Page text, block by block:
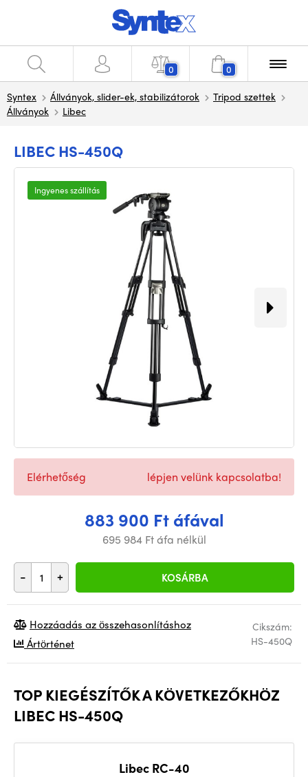
0 0
Syntex Állványok, slider-ek, stabilizátorok
Tripod szettek
Állványok
Libec
LIBEC HS-450Q
Ingyenes szállítás
883 900 Ft áfával
695 984 Ft áfa nélkül
- + KOSÁRBA
Elérhetőség lépjen velünk kapcsolatba!
Cikszám:
HS-450Q
Hozzáadás az összehasonlításhoz
Ártörténet
TOP KIEGÉSZÍTŐK A KÖVETKEZŐKHÖZ
LIBEC HS-450Q
Libec RC-40